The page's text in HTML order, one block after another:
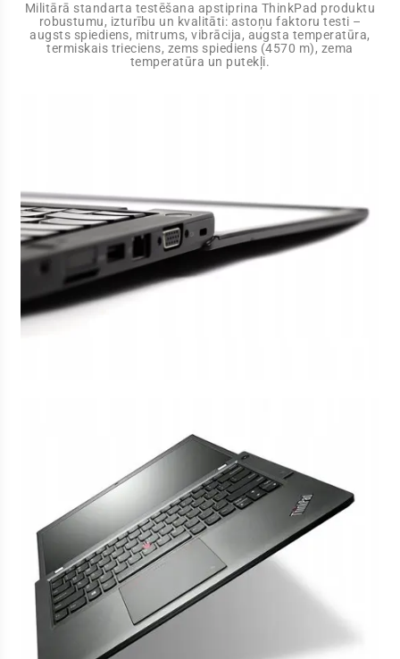
Militārā standarta testēšana apstiprina ThinkPad produktu
robustumu, izturību un kvalitāti: astoņu faktoru testi –
augsts spiediens, mitrums, vibrācija, augsta temperatūra,
termiskais trieciens, zems spiediens (4570 m), zema
temperatūra un putekļi.